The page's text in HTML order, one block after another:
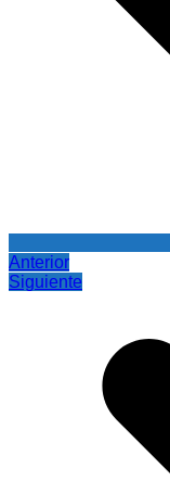
Anterior
Siguiente